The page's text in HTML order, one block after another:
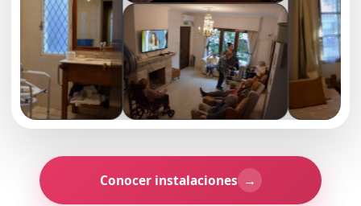
Conocer instalaciones →